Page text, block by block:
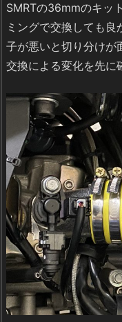
SMRTの36mmのキッ
ミングで交換しても
子が悪いと切り分けが
交換による変化を先に